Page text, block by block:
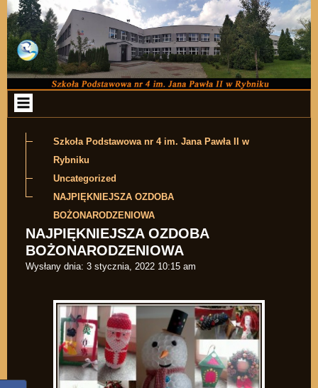
Przejdź do zawartości
Szkoła Podstawowa nr 4 im. Jana Pawła II w
Rybniku
Uncategorized
NAJPIĘKNIEJSZA OZDOBA
BOŻONARODZENIOWA
NAJPIĘKNIEJSZA OZDOBA
BOŻONARODZENIOWA
Wysłany dnia: 3 stycznia, 2022 10:15 am